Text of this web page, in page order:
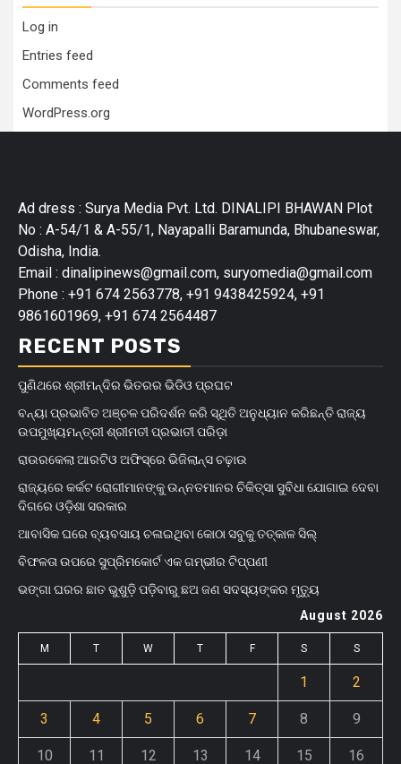
Log in
Entries feed
Comments feed
WordPress.org
Ad dress : Surya Media Pvt. Ltd. DINALIPI BHAWAN Plot
No : A-54/1 & A-55/1, Nayapalli Baramunda, Bhubaneswar,
Odisha, India.
Email : dinalipinews@gmail.com, suryomedia@gmail.com
Phone : +91 674 2563778, +91 9438425924, +91
9861601969, +91 674 2564487
RECENT POSTS
ପୁଣିଥରେ ଶ୍ରୀମନ୍ଦିର ଭିତରର ଭିଡିଓ ପ୍ରଘଟ
ବନ୍ୟା ପ୍ରଭାବିତ ଅଞ୍ଚଳ ପରିଦର୍ଶନ କରି ସ୍ଥିତି ଅନୁଧ୍ୟାନ କରିଛନ୍ତି ରାଜ୍ୟ
ଉପମୁଖ୍ୟମନ୍ତ୍ରୀ ଶ୍ରୀମତୀ ପ୍ରଭାତୀ ପରିଡ଼ା
ରାଉରକେଲା ଆରଟିଓ ଅଫିସ୍‌ରେ ଭିଜିଲାନ୍ସ ଚଢ଼ାଉ
ରାଜ୍ୟରେ କର୍କଟ ରୋଗୀମାନଙ୍କୁ ଉନ୍ନତମାନର ଚିକିତ୍ସା ସୁବିଧା ଯୋଗାଇ ଦେବା
ଦିଗରେ ଓଡ଼ିଶା ସରକାର
ଆବାସିକ ଘରେ ବ୍ୟବସାୟ ଚଳାଇଥିବା କୋଠା ସବୁକୁ ତତ୍କାଳ ସିଲ୍‌
ବିଫଳତା ଉପରେ ସୁପ୍ରିମକୋର୍ଟ ଏକ ଗମ୍ଭୀର ଟିପ୍ପଣୀ
ଭଙ୍ଗା ଘରର ଛାତ ଭୁଶୁଡ଼ି ପଡ଼ିବାରୁ ଛଅ ଜଣ ସଦସ୍ୟଙ୍କର ମୃତ୍ୟୁ
August 2026
M T W T F S S
1 2
3 4 5 6 7 8 9
10 11 12 13 14 15 16